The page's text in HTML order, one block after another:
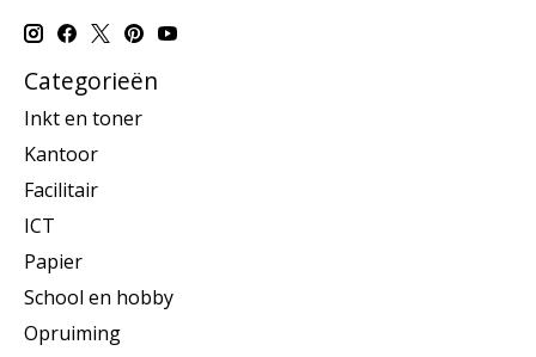
Categorieën
Inkt en toner
Kantoor
Facilitair
ICT
Papier
School en hobby
Opruiming